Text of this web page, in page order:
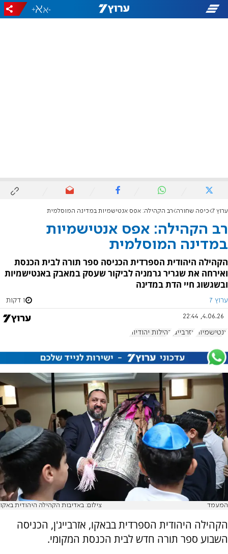
-
+
ערוץ 7 כיפה שחורה רב הקהילה: אפס אנטישמיות במדינה המוסלמית
רב הקהילה: אפס אנטישמיות
במדינה המוסלמית
הקהילה היהודית הספרדית הכניסה ספר תורה לבית הכנסת
ואירחה את שגריר גרמניה לביקור שעסק במאבק באנטישמיות
ובשגשוג חיי הדת במדינה
ערוץ 7 1 דקות
4.06.26, 22:44
אנטישמיות אזרבייג'ן קהילות יהודיות
המעמד צילום: באדיבות הקהילה היהודית באקו
הקהילה היהודית הספרדית בבאקו, אזרבייג'ן, הכניסה
השבוע ספר תורה חדש לבית הכנסת המקומי.